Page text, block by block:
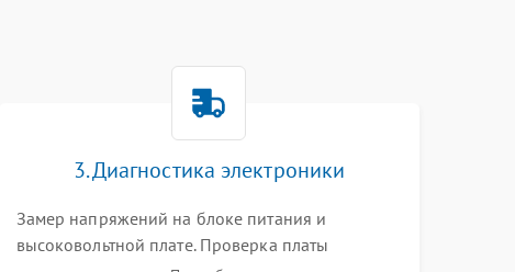
3. Диагностика электроники
Замер напряжений на блоке питания и
высоковольтной плате. Проверка платы